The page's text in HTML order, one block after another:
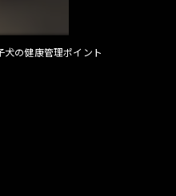
の健康管理ポイント